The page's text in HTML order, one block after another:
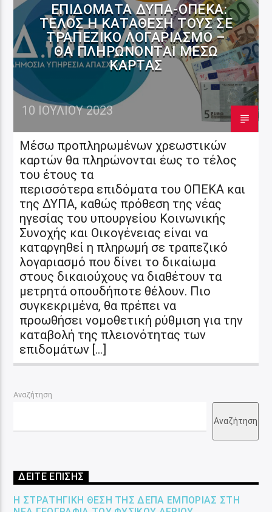
ΕΠΙΔΌΜΑΤΑ ΔΥΠΑ-ΟΠΕΚΑ:
ΤΈΛΟΣ Η ΚΑΤΆΘΕΣΗ ΤΟΥΣ ΣΕ
ΤΡΑΠΕΖΙΚΌ ΛΟΓΑΡΙΑΣΜΌ –
ΘΑ ΠΛΗΡΏΝΟΝΤΑΙ ΜΈΣΩ
ΚΆΡΤΑΣ
10 ΙΟΥΛΊΟΥ 2023
Μέσω προπληρωμένων χρεωστικών
καρτών θα πληρώνονται έως το τέλος
του έτους τα
περισσότερα επιδόματα του ΟΠΕΚΑ και
της ΔΥΠΑ, καθώς πρόθεση της νέας
ηγεσίας του υπουργείου Κοινωνικής
Συνοχής και Οικογένειας είναι να
καταργηθεί η πληρωμή σε τραπεζικό
λογαριασμό που δίνει το δικαίωμα
στους δικαιούχους να διαθέτουν τα
μετρητά οπουδήποτε θέλουν. Πιο
συγκεκριμένα, θα πρέπει να
προωθήσει νομοθετική ρύθμιση για την
καταβολή της πλειονότητας των
επιδομάτων […]
Αναζήτηση
Αναζήτηση
ΔΕΙΤΕ ΕΠΙΣΗΣ
Η ΣΤΡΑΤΗΓΙΚΉ ΘΈΣΗ ΤΗΣ ΔΕΠΑ ΕΜΠΟΡΊΑΣ ΣΤΗ